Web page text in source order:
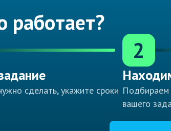
работает?
сделать, укажите сроки
2
Подбираем
вашего